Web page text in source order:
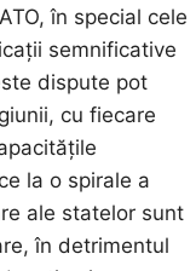
în special cele
semnificative
dispute pot
cu fiecare
la o spirale a
ale statelor sunt
în detrimentul